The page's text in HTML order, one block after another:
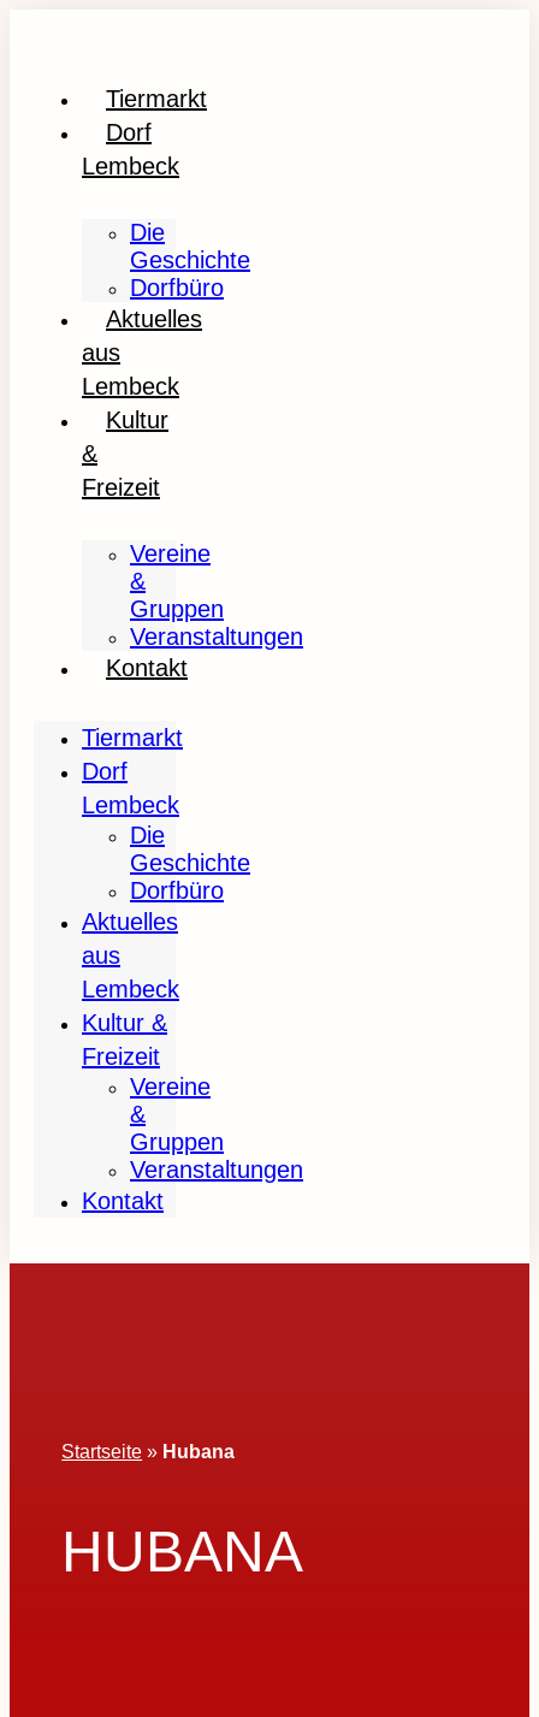
Tiermarkt
Dorf
Lembeck
Die
Geschichte
Dorfbüro
Aktuelles
aus
Lembeck
Kultur
&
Freizeit
Vereine
&
Gruppen
Veranstaltungen
Kontakt
Tiermarkt
Dorf
Lembeck
Die
Geschichte
Dorfbüro
Aktuelles
aus
Lembeck
Kultur &
Freizeit
Vereine
&
Gruppen
Veranstaltungen
Kontakt
Startseite » Hubana
HUBANA